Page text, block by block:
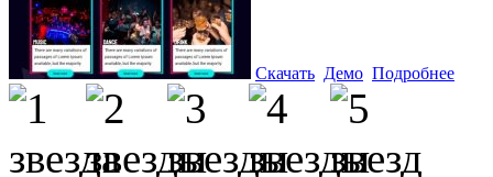
Скачать Демо Подробнее